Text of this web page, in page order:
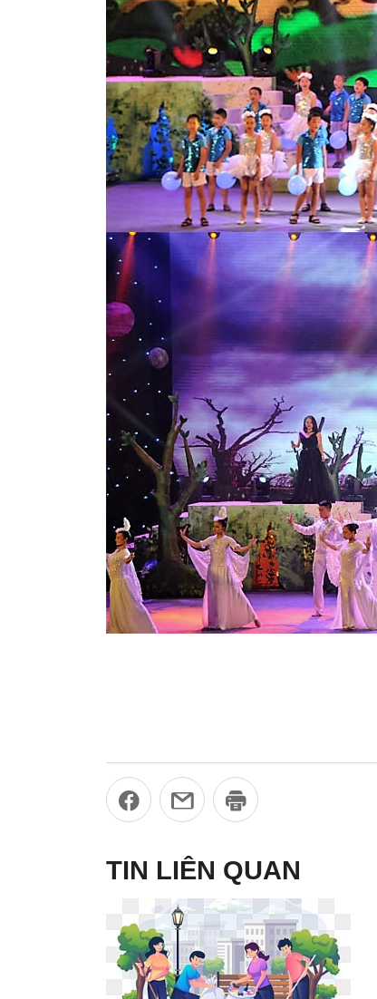
TIN LIÊN QUAN